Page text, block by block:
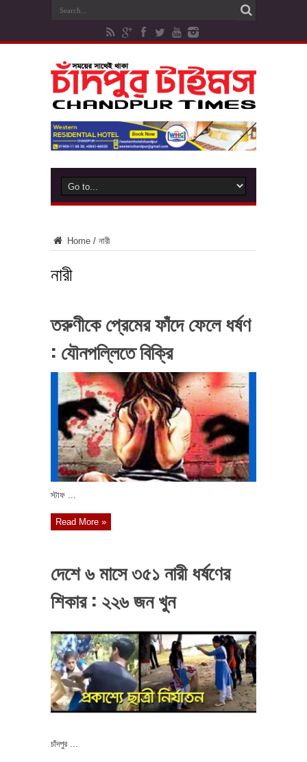
Home / নারী
নারী
তরুণীকে প্রেমের ফাঁদে ফেলে ধর্ষণ
: যৌনপল্লিতে বিক্রি
স্টাফ ...
Read More »
দেশে ৬ মাসে ৩৫১ নারী ধর্ষণের
শিকার : ২২৬ জন খুন
চাঁদপুর ...